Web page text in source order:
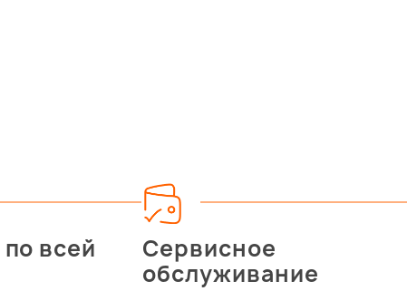
всей
Сервисное
обслуживание